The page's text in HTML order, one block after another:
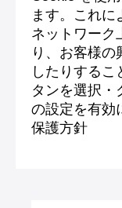
ます。これに
ネットワーク
り、お客様
したりするこ
タンを選択・
の設定を有効
保護方針